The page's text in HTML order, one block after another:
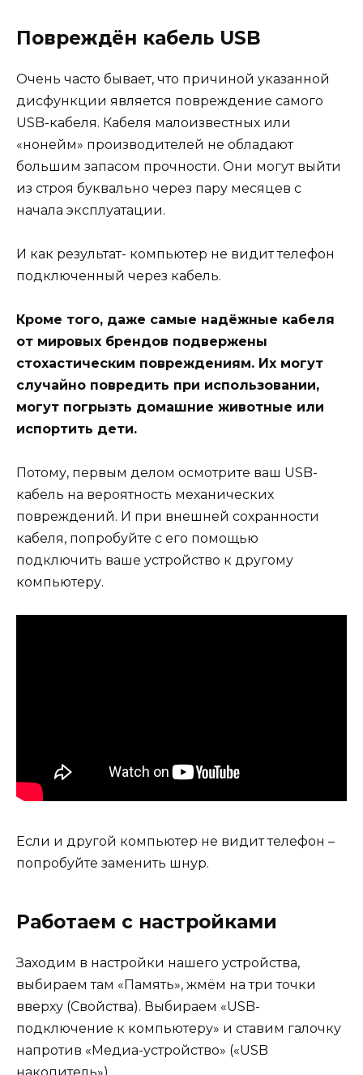
Повреждён кабель USB
Очень часто бывает, что причиной указанной
дисфункции является повреждение самого
USB-кабеля. Кабеля малоизвестных или
«нонейм» производителей не обладают
большим запасом прочности. Они могут выйти
из строя буквально через пару месяцев с
начала эксплуатации.
И как результат- компьютер не видит телефон
подключенный через кабель.
Кроме того, даже самые надёжные кабеля
от мировых брендов подвержены
стохастическим повреждениям. Их могут
случайно повредить при использовании,
могут погрызть домашние животные или
испортить дети.
Потому, первым делом осмотрите ваш USB-
кабель на вероятность механических
повреждений. И при внешней сохранности
кабеля, попробуйте с его помощью
подключить ваше устройство к другому
компьютеру.
Если и другой компьютер не видит телефон –
попробуйте заменить шнур.
Работаем с настройками
Заходим в настройки нашего устройства,
выбираем там «Память», жмём на три точки
вверху (Свойства). Выбираем «USB-
подключение к компьютеру» и ставим галочку
напротив «Медиа-устройство» («USB
накопитель»).